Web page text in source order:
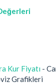
Kur Fiyatı -
Grafikleri